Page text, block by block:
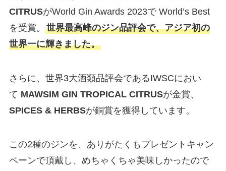
CITRUSがWorld Gin Awards 2023で World’s Best
を受賞。 世界最高峰のジン品評会で、アジア初の
世界一に輝きました。
さらに、世界3大酒類品評会であるIWSCにおい
て MAWSIM GIN TROPICAL CITRUSが金賞、
SPICES & HERBSが銅賞を獲得しています。
この2種のジンを、ありがたくもプレゼントキャン
ペーンで頂戴し、めちゃくちゃ美味しかったので